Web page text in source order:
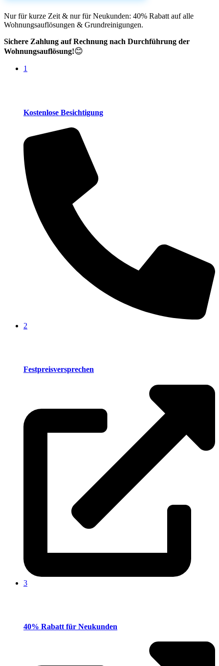
Nur für kurze Zeit & nur für Neukunden: 40% Rabatt auf alle
Wohnungsauflösungen & Grundreinigungen.
Sichere Zahlung auf Rechnung nach Durchführung der
Wohnungsauflösung!😊
1
Kostenlose Besichtigung
2
Festpreisversprechen
3
40% Rabatt für Neukunden